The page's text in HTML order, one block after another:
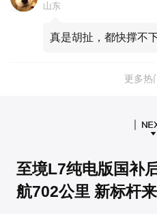
山东
真是胡扯，都快撑不
更多热
至境L7纯电版国补
航702公里 新标杆